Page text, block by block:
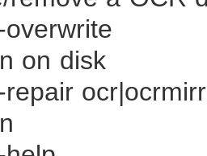
-
on disk